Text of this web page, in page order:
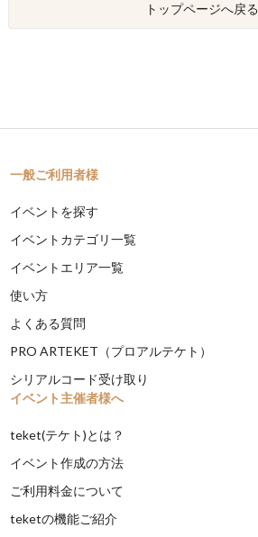
トップページへ戻る
一般ご利用者様
イベントを探す
イベントカテゴリ一覧
イベントエリア一覧
使い方
よくある質問
PRO ARTEKET（プロアルテケト）
シリアルコード受け取り
イベント主催者様へ
teket(テケト)とは？
イベント作成の方法
ご利用料金について
teketの機能ご紹介